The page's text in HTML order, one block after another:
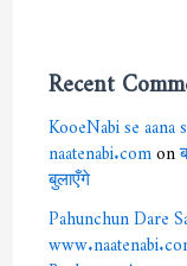
Recent
KooeNabi se
naatenabi.comon
बुलाएँगे
Pahunchun Dare